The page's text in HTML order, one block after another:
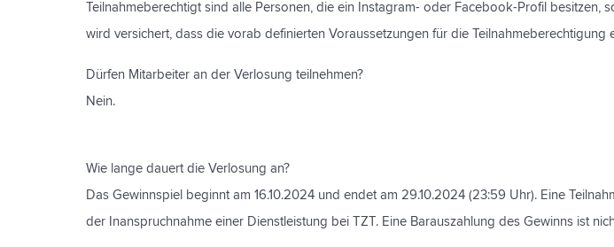
Teilnahmeberechtigt sind alle Personen, die ein Instagram- oder Facebook-Profil
wird versichert, dass die vorab definierten Voraussetzungen für die Teilnahmeberechtigung
Dürfen Mitarbeiter an der Verlosung teilnehmen?
Nein.
Wie lange dauert die Verlosung an?
Das Gewinnspiel beginnt am 16.10.2024 und endet am 29.10.2024 (23:59 Uhr). Eine
der Inanspruchnahme einer Dienstleistung bei TZT. Eine Barauszahlung des Gewinns ist